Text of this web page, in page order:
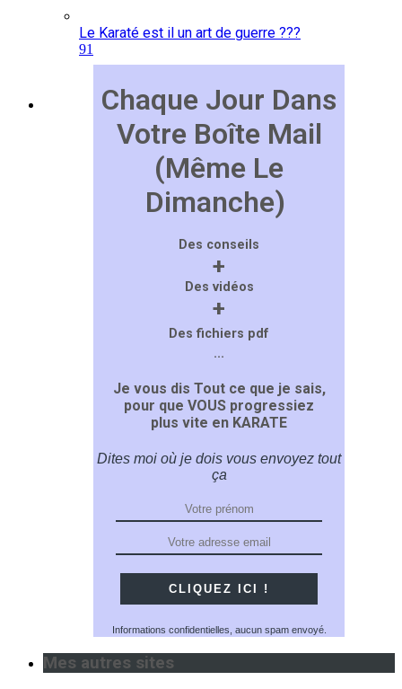
Le Karaté est il un art de guerre ???
91
Chaque Jour Dans
Votre Boîte Mail
(Même Le
Dimanche)
Des conseils
+
Des vidéos
+
Des fichiers pdf
...
Je vous dis Tout ce que je sais,
pour que VOUS progressiez
plus vite en KARATE
Dites moi où je dois vous envoyez tout
ça
Informations confidentielles, aucun spam envoyé.
Mes autres sites